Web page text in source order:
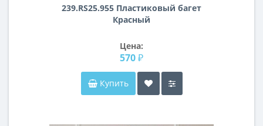
239.RS25.955 Пластиковый багет
Красный
Цена:
570 ₽
Купить